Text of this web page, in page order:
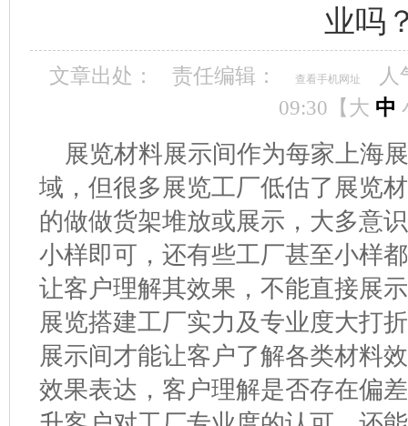
业吗
文章出处： 责任编辑： 查看手机网址
人
09:30【大 中
展览材料展示间作为每家上海
域，但很多展览工厂低估了展览
的做做货架堆放或展示，大多意
小样即可，还有些工厂甚至小样
让客户理解其效果，不能直接展
展览搭建工厂实力及专业度大打
展示间才能让客户了解各类材料
效果表达，客户理解是否存在偏